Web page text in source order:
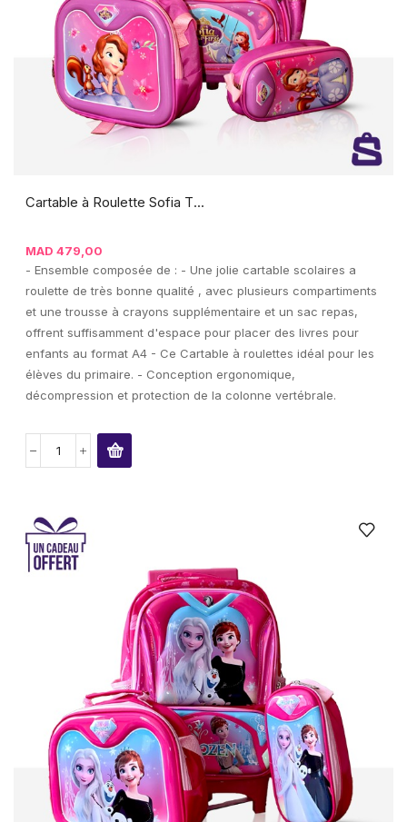
Cartable à Roulette Sofia T...
MAD 479,00
- Ensemble composée de : - Une jolie cartable scolaires a
roulette de très bonne qualité , avec plusieurs compartiments
et une trousse à crayons supplémentaire et un sac repas,
offrent suffisamment d'espace pour placer des livres pour
enfants au format A4 - Ce Cartable à roulettes idéal pour les
élèves du primaire. - Conception ergonomique,
décompression et protection de la colonne vertébrale.